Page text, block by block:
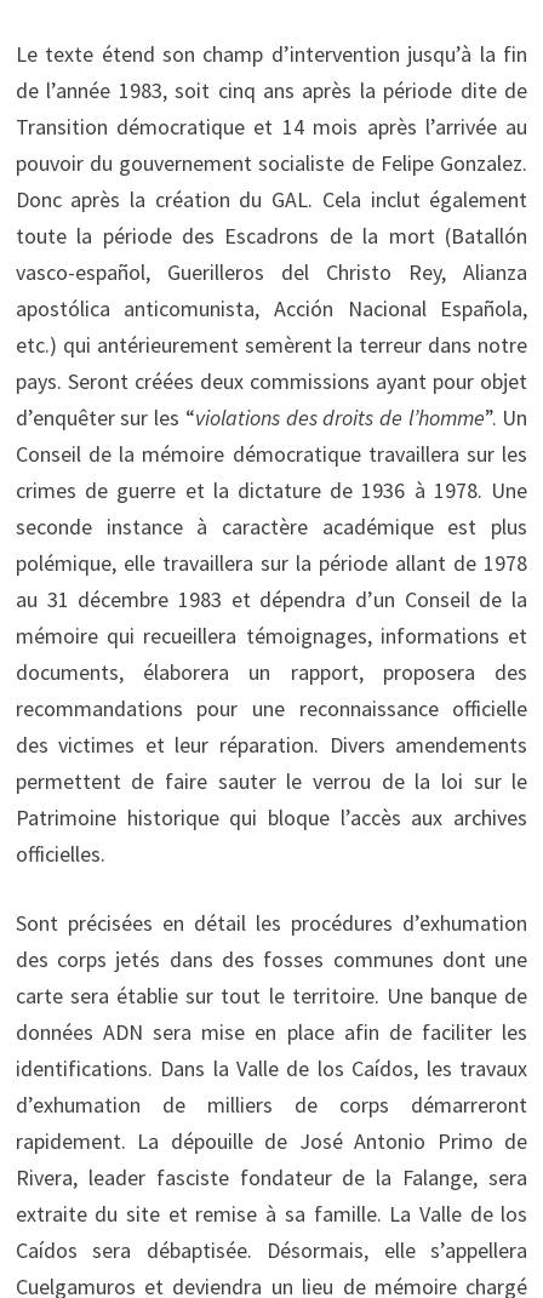
Le texte étend son champ d’intervention jusqu’à la fin
de l’année 1983, soit cinq ans après la période dite de
Transition démocratique et 14 mois après l’arrivée au
pouvoir du gouvernement socialiste de Felipe Gonzalez.
Donc après la création du GAL. Cela inclut également
toute la période des Escadrons de la mort (Batallón
vasco-español, Guerilleros del Christo Rey, Alianza
apostólica anticomunista, Acción Nacional Española,
etc.) qui antérieurement semèrent la terreur dans notre
pays. Seront créées deux commissions ayant pour objet
d’enquêter sur les “violations des droits de l’homme”. Un
Conseil de la mémoire démocratique travaillera sur les
crimes de guerre et la dictature de 1936 à 1978. Une
seconde instance à caractère académique est plus
polémique, elle travaillera sur la période allant de 1978
au 31 décembre 1983 et dépendra d’un Conseil de la
mémoire qui recueillera témoignages, informations et
documents, élaborera un rapport, proposera des
recommandations pour une reconnaissance officielle
des victimes et leur réparation. Divers amendements
permettent de faire sauter le verrou de la loi sur le
Patrimoine historique qui bloque l’accès aux archives
officielles.
Sont précisées en détail les procédures d’exhumation
des corps jetés dans des fosses communes dont une
carte sera établie sur tout le territoire. Une banque de
données ADN sera mise en place afin de faciliter les
identifications. Dans la Valle de los Caídos, les travaux
d’exhumation de milliers de corps démarreront
rapidement. La dépouille de José Antonio Primo de
Rivera, leader fasciste fondateur de la Falange, sera
extraite du site et remise à sa famille. La Valle de los
Caídos sera débaptisée. Désormais, elle s’appellera
Cuelgamuros et deviendra un lieu de mémoire chargé